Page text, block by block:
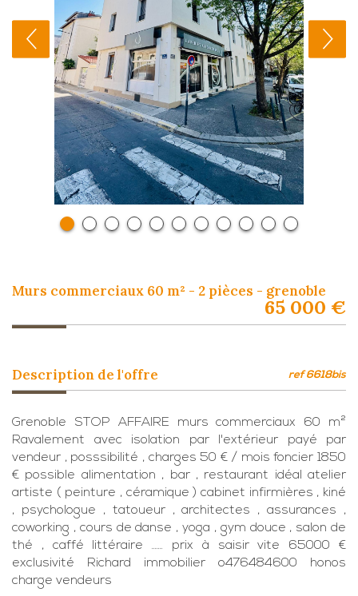
murs commerciaux 60 m² - 2 pièces - grenoble
65 000 €
description de l'offre ref 6618bis
Grenoble STOP AFFAIRE murs commerciaux 60 m²
Ravalement avec isolation par l'extérieur payé par
vendeur , posssibilité , charges 50 € / mois foncier 1850
€ possible alimentation , bar , restaurant idéal atelier
artiste ( peinture , céramique ) cabinet infirmières , kiné
, psychologue , tatoueur , architectes , assurances ,
coworking , cours de danse , yoga , gym douce , salon de
thé , caffé littéraire ....... prix à saisir vite 65000 €
exclusivité Richard immobilier o476484600 honos
charge vendeurs